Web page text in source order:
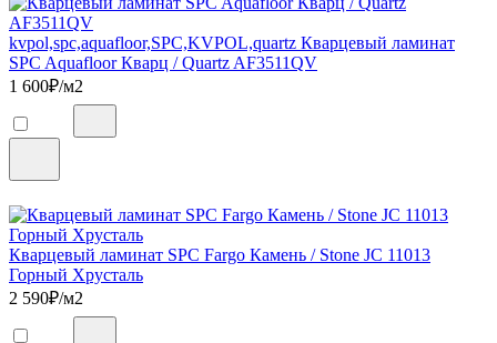
kvpol,spc,aquafloor,SPC,KVPOL,quartz Кварцевый ламинат
SPC Aquafloor Кварц / Quartz AF3511QV
1 600₽/м2
Кварцевый ламинат SPC Fargo Камень / Stone JC 11013
Горный Хрусталь
2 590₽/м2